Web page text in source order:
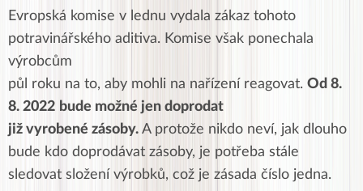
Evropská komise v lednu vydala zákaz tohoto
potravinářského aditiva. Komise však ponechala
výrobcům
půl roku na to, aby mohli na nařízení reagovat. Od 8.
8. 2022 bude možné jen doprodat
již vyrobené zásoby. A protože nikdo neví, jak dlouho
bude kdo doprodávat zásoby, je potřeba stále
sledovat složení výrobků, což je zásada číslo jedna.